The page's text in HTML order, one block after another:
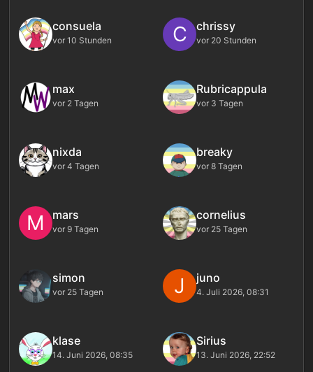
consuela
vor 10 Stunden C chrissy
vor 20 Stunden
max
vor 2 Tagen
Rubricappula
vor 3 Tagen
nixda
vor 4 Tagen
breaky
vor 8 Tagen
M mars
vor 9 Tagen
cornelius
vor 25 Tagen
simon
vor 25 Tagen J juno
4. Juli 2026, 08:31
klase
14. Juni 2026, 08:35
Sirius
13. Juni 2026, 22:52